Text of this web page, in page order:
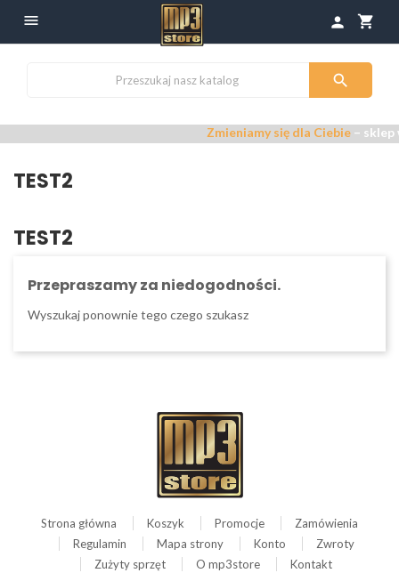
 shopping_cart
person

Zmieniamy się dla Ciebie– sklep
TEST2
TEST2
Przepraszamy za niedogodności.
Wyszukaj ponownie tego czego szukasz
Strona główna Koszyk Promocje
Zamówienia
Regulamin
Mapa strony Konto
Zwroty
Zużyty sprzęt
O mp3store Kontakt